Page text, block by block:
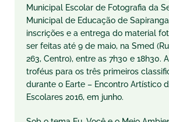
Municipal Escolar de Fotografia da
Municipal de Educação de
inscrições e a entrega do material
ser feitas até 9 de maio, na Smed
263, Centro), entre as 7h30 e 18h30.
troféus para os três primeiros
durante o Earte – Encontro Artístico
Escolares 2016, em junho.